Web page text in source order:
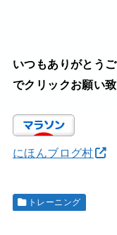
いつもありがとう
でクリックお願い致
にほんブログ村
トレーニング